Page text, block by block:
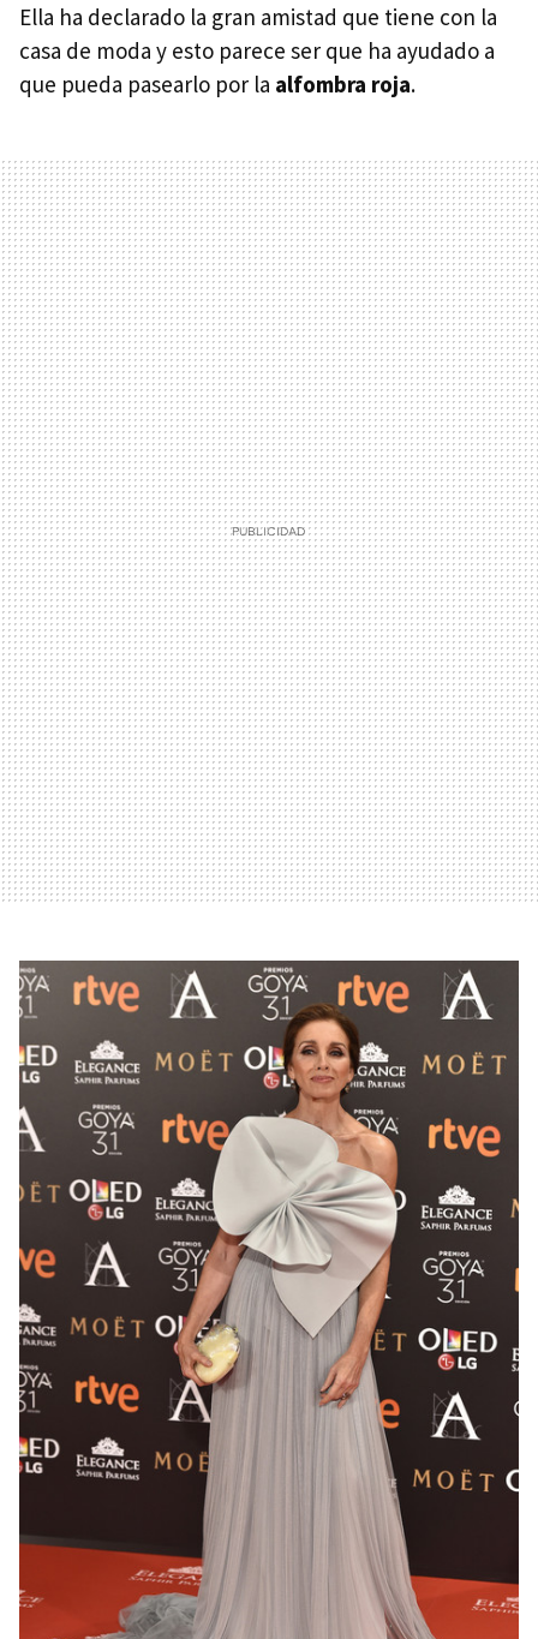
Ella ha declarado la gran amistad que tiene con la
casa de moda y esto parece ser que ha ayudado a
que pueda pasearlo por la alfombra roja.